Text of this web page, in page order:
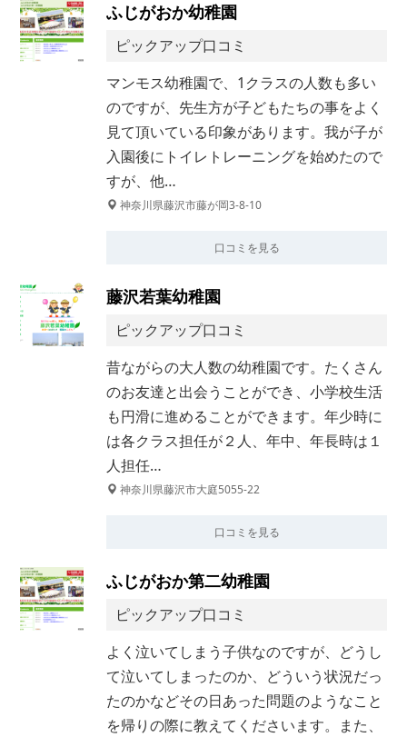
ふじがおか幼稚園
ピックアップ口コミ
マンモス幼稚園で、1クラスの人数も多い
のですが、先生方が子どもたちの事をよく
見て頂いている印象があります。我が子が
入園後にトイレトレーニングを始めたので
すが、他…
神奈川県藤沢市藤が岡3-8-10
口コミを見る
藤沢若葉幼稚園
ピックアップ口コミ
昔ながらの大人数の幼稚園です。たくさん
のお友達と出会うことができ、小学校生活
も円滑に進めることができます。年少時に
は各クラス担任が２人、年中、年長時は１
人担任…
神奈川県藤沢市大庭5055-22
口コミを見る
ふじがおか第二幼稚園
ピックアップ口コミ
よく泣いてしまう子供なのですが、どうし
て泣いてしまったのか、どういう状況だっ
たのかなどその日あった問題のようなこと
を帰りの際に教えてくださいます。また、